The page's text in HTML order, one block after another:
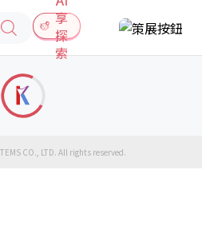
享
探
索
CO., LTD. All rights reserved.